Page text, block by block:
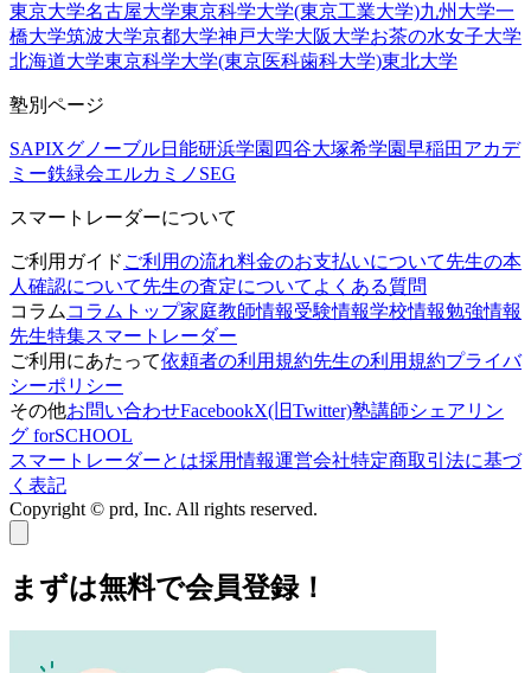
東京大学名古屋大学東京科学大学(東京工業大学)九州大学一
橋大学筑波大学京都大学神戸大学大阪大学お茶の水女子大学
北海道大学東京科学大学(東京医科歯科大学)東北大学
塾別ページ
SAPIXグノーブル日能研浜学園 四谷大塚希学園早稲田アカデ
ミー鉄緑会エルカミノ SEG
スマートレーダーについて
ご利用ガイド ご利用の流れ料金のお支払いについて先生の本
人確認について先生の査定について よくある質問
コラム コラムトップ家庭教師情報受験情報学校情報勉強情報
先生特集スマートレーダー
ご利用にあたって依頼者の利用規約先生の利用規約プライバ
シーポリシー
その他お問い合わせFacebookX(旧Twitter)塾講師シェアリン
グ forSCHOOL
スマートレーダーとは採用情報運営会社特定商取引法に基づ
く表記
Copyright © prd, Inc. All rights reserved.
まずは無料で会員登録！